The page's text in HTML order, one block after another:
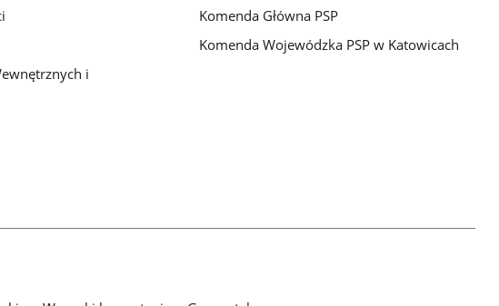
i
Komenda Główna PSP
Komenda Wojewódzka PSP w Katowicach